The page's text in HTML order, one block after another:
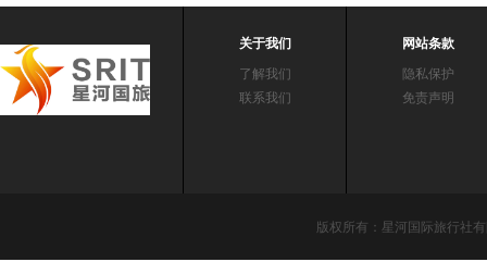
关于我们
了解我们
联系我们
网站条款
隐私保护
免责声明
版权所有：星河国际旅行社